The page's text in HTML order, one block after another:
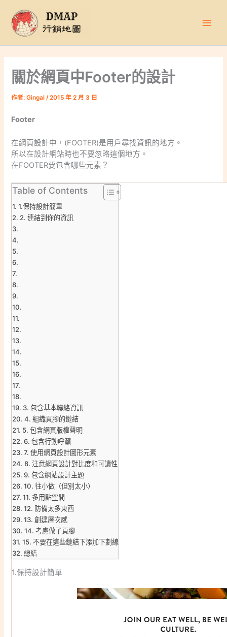
關於網頁中Footer的設計
作者:Gingal/2015 年 2 月 3 日
Footer
在網頁設計中，(FOOTER)是用戶尋找資訊的地方。
所以在設計網站時也不要忽略這個地方。
在FOOTER要包含哪些元素？
Table of Contents
1.保持設計簡單
2. 連結到你的資訊
3. 包含基本聯絡資訊
4. 組織頁腳的鏈結
5. 包含網頁版權聲明
6. 包含行動呼籲
7. 使用網頁設計圖形元素
8. 注意網頁設計對比度和可讀性
9. 包含網站設計主題
10. 往小做（但別太小）
11. 多用點空間
12. 防備太多東西
13. 創建層次感
14. 考慮做子頁腳
15. 不要在這些鏈結下添加下劃線
總結
1.保持設計簡單